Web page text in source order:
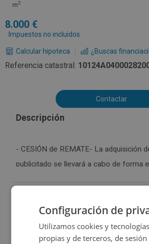
m2
8.000
Impuestos no incluidos
Calcular hipoteca ¿Buscas
Referencia catastral:
Contactar
Descripción
- CESIÓN de REMATE- La adquisición
publicitado se llevará a cabo de forma
Subasta Judicial en el que se
que exista la posibilidad de
Consecuencia de lo anterior: (i) el
trata de una orientación al precio de
Características
Uso:Otros Dotacional
Configuración de
Utilizamos cookies y
propias y de terceros, de sesión